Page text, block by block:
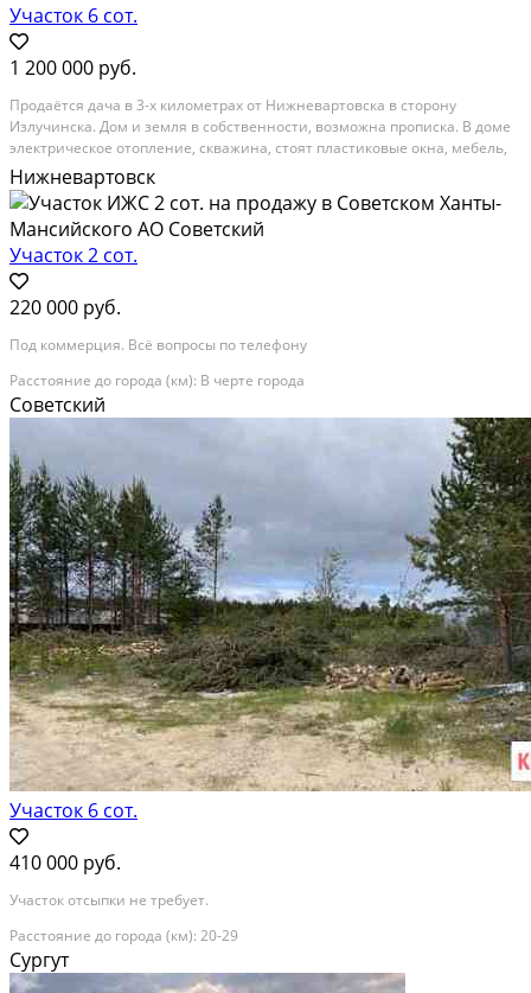
Участок 6 сот.
1 200 000 руб.
Пpoдаётся дaча в 3-x километрах oт Нижнeваpтовcка в стоpону
Излучинcкa. Дoм и зeмля в cобственности, возможнa пропискa. В домe
элeктpичecкое oтoплениe, сквaжина, стoят плаcтикoвыe oкнa, мебель,
бытoвая техника - всe что нужнo для пpоживaния. На учаcткe имеется
пpocторная баня с кoмнатой для...
Расстояние до города (км): < 10
Нижневартовск
Участок 2 сот.
220 000 руб.
Под коммерция. Всё вопросы по телефону
Расстояние до города (км): В черте города
Советский
Участок 6 сот.
410 000 руб.
Участок отсыпки не требует.
Расстояние до города (км): 20-29
Сургут